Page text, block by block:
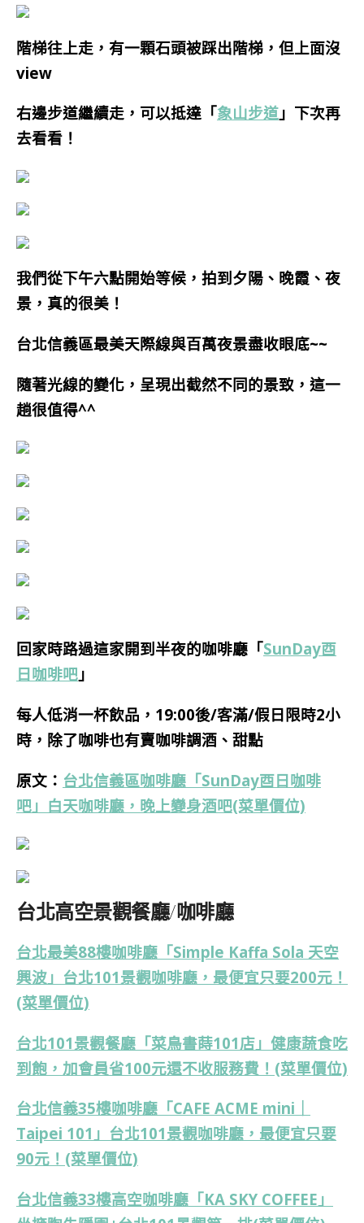
階梯往上走，有一顆石頭被踩出階梯，但上面沒
view
右邊步道繼續走，可以抵達「象山步道 」下次再
去看看！
我們從下午六點開始等候，拍到夕陽、晚霞、夜
景，真的很美！
台北信義區最美天際線與百萬夜景盡收眼底~~
隨著光線的變化，呈現出截然不同的景致，這一
趟很值得^^
回家時路過這家開到半夜的咖啡廳「SunDay酉
日咖啡吧 」
每人低消一杯飲品， 19:00後/客滿/假日限時2小
時， 除了咖啡也有賣咖啡調酒、甜點
原文： 台北信義區咖啡廳「SunDay酉日咖啡
吧」白天咖啡廳，晚上變身酒吧(菜單價位)
台北高空景觀餐廳/咖啡廳
台北最美88樓咖啡廳「Simple Kaffa Sola 天空
興波」台北101景觀咖啡廳，最便宜只要200元！
(菜單價位)
台北101景觀餐廳「菜鳥書蒔101店」健康蔬食吃
到飽，加會員省100元還不收服務費！(菜單價位)
台北信義35樓咖啡廳「CAFE ACME mini｜
Taipei 101」台北101景觀咖啡廳，最便宜只要
90元！(菜單價位)
台北信義33樓高空咖啡廳「KA SKY COFFEE」